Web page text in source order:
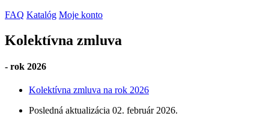
FAQ Katalóg Moje konto
Kolektívna zmluva
- rok 2026
Kolektívna zmluva na rok 2026
Posledná aktualizácia 02. február 2026.